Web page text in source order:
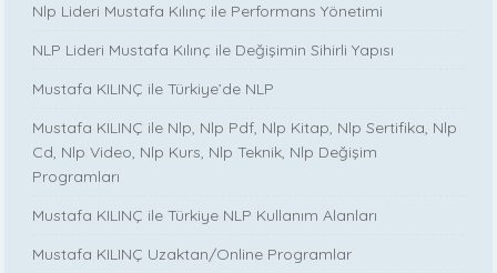
Nlp Lideri Mustafa Kılınç ile Performans Yönetimi
NLP Lideri Mustafa Kılınç ile Değişimin Sihirli Yapısı
Mustafa KILINÇ ile Türkiye’de NLP
Mustafa KILINÇ ile Nlp, Nlp Pdf, Nlp Kitap, Nlp Sertifika, Nlp
Cd, Nlp Video, Nlp Kurs, Nlp Teknik, Nlp Değişim
Programları
Mustafa KILINÇ ile Türkiye NLP Kullanım Alanları
Mustafa KILINÇ Uzaktan/Online Programlar